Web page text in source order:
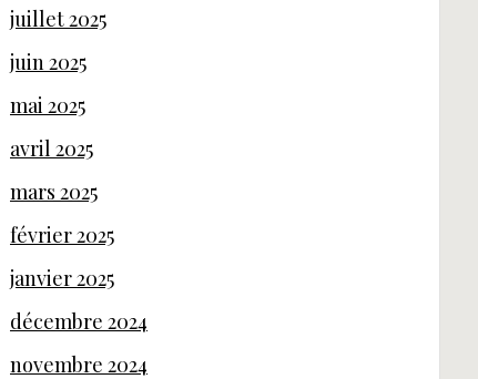
juillet 2025
juin 2025
mai 2025
avril 2025
mars 2025
février 2025
janvier 2025
décembre 2024
novembre 2024